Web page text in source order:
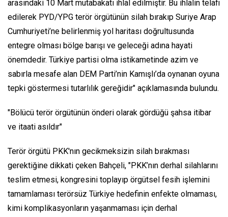
arasındaki 10 Mart mutabakatı ihlal edilmiştir. Bu ihlalin telafi
edilerek PYD/YPG terör örgütünün silah bırakıp Suriye Arap
Cumhuriyeti’ne belirlenmiş yol haritası doğrultusunda
entegre olması bölge barışı ve geleceği adına hayati
önemdedir. Türkiye partisi olma istikametinde azim ve
sabırla mesafe alan DEM Parti’nin Kamışlı’da oynanan oyuna
tepki göstermesi tutarlılık gereğidir" açıklamasında bulundu.
"Bölücü terör örgütünün önderi olarak gördüğü şahsa itibar
ve itaati asıldır"
Terör örgütü PKK'nın gecikmeksizin silah bırakması
gerektiğine dikkati çeken Bahçeli, "PKK’nın derhal silahlarını
teslim etmesi, kongresini toplayıp örgütsel fesih işlemini
tamamlaması terörsüz Türkiye hedefinin enfekte olmaması,
kimi komplikasyonların yaşanmaması için derhal